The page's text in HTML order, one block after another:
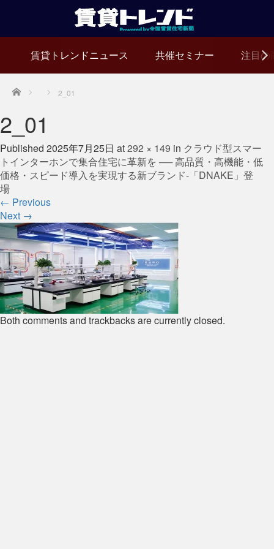
賃貸トレンドニュース 共催セミナー 注目の
Home 2_01
2_01
Published 2025年7月25日 at292 × 149 in クラウド型スマー
トインターホンで集合住宅に革新を ── 高品質・高機能・低
価格・スピード導入を実現する新ブランド-「DNAKE」登
場
← Previous
Next →
Both comments and trackbacks are currently closed.